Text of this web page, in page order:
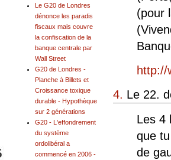
(pour
http://
4. Le 22.
Les 4
que
de
Le G20 de Londres
dénonce les paradis
fiscaux mais couvre
la confiscation de la
banque centrale par
Wall Street
G20 de Londres -
Planche à Billets et
Croissance toxique
durable - Hypothèque
sur 2 générations
G20 - L'effondrement
du système
ordolibéral a
commencé en 2006 -